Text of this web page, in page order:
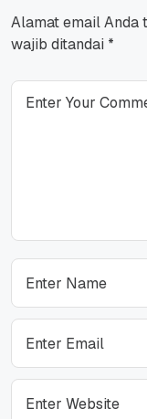
Alamat email Anda
wajib ditandai *